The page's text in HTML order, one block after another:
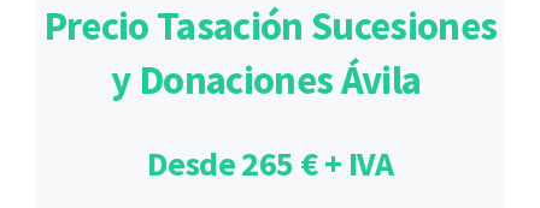
Precio Tasación Sucesiones
y Donaciones Ávila
Desde 265 € + IVA